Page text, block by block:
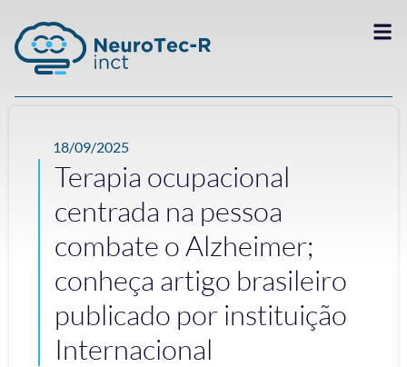
18/09/2025
Terapia ocupacional
centrada na pessoa
combate o Alzheimer;
conheça artigo brasileiro
publicado por instituição
Internacional